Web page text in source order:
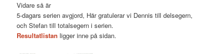
Vidare så är
5-dagars serien avgjord, Här gratulerar vi Dennis till delsegern,
och Stefan till totalsegern i serien.
Resultatlistan ligger inne på sidan.